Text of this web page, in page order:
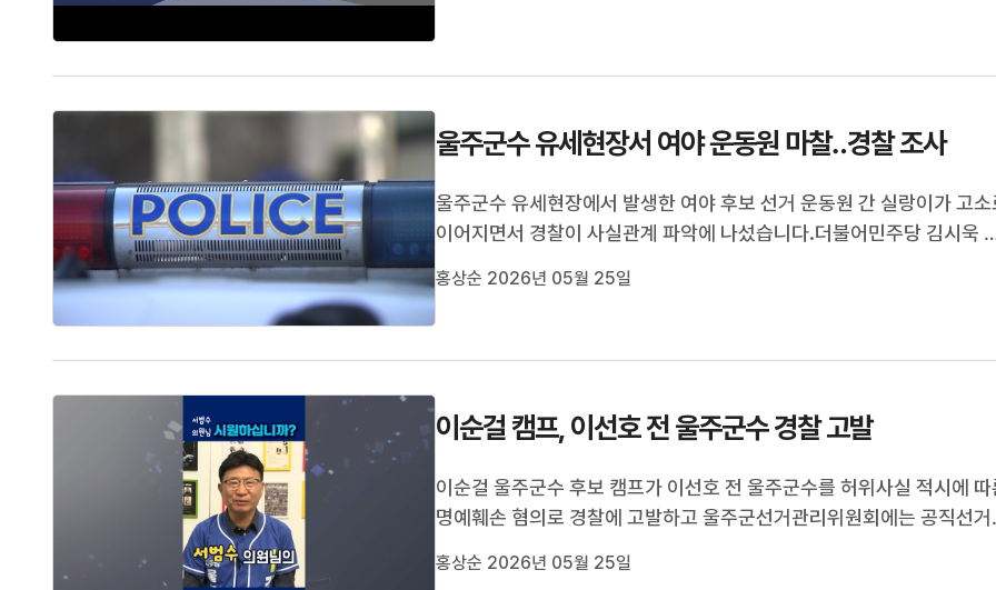
울주군수 유세현장서 여야 운동원 마찰‥경찰 조사
울주군수 유세현장에서 발생한 여야 후보 선거 운동원 간 실랑이가 고소
이어지면서 경찰이 사실관계 파악에 나섰습니다.더불어민주당 김시욱
측 남성 유세단장이 민주당 여성 선거운동원을 거세게 밀쳐 4명이 다쳤다
홍상순 2026년 05월 25일
이순걸 캠프, 이선호 전 울주군수 경찰 고발
이순걸 울주군수 후보 캠프가 이선호 전 울주군수를 허위사실 적시에 따
명예훼손 혐의로 경찰에 고발하고 울주군선거관리위원회에는 공직선거
에 게시한 숏폼 영상을 보면 서범수 의원이 이른바 12.3 비상계엄을 주도
홍상순 2026년 05월 25일